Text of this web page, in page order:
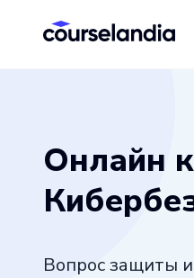
Онлайн
Вопрос защиты